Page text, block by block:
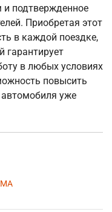
и подтвержденное
Приобретая этот
в каждой поездке,
гарантирует
в любых условиях
повысить
уже